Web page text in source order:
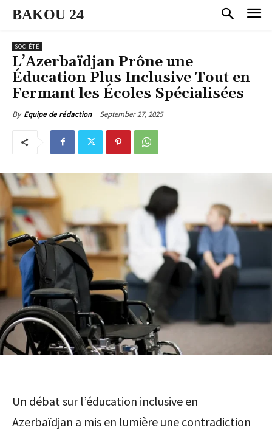
BAKOU 24
SOCIÉTÉ
L’Azerbaïdjan Prône une
Éducation Plus Inclusive Tout en
Fermant les Écoles Spécialisées
By Equipe de rédaction September 27, 2025
Un débat sur l’éducation inclusive en
Azerbaïdjan a mis en lumière une contradiction